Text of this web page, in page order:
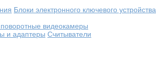
Блоки электронного ключевого устройства
видеокамеры
и адаптеры Считыватели